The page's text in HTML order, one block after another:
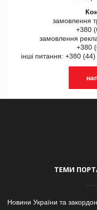
замовлення
+380
замовлення
+380
інші питання: +380
ТЕМИ
Новини України та